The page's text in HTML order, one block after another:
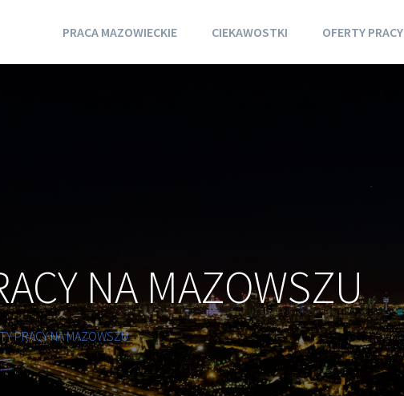
PRACA MAZOWIECKIE CIEKAWOSTKI OFERTY PRACY
NA MAZOWSZU
PRACY NA MAZOWSZU